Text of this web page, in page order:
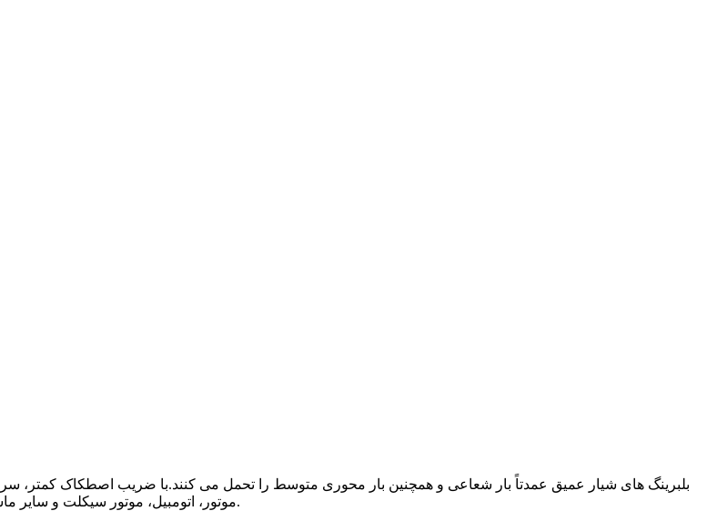
بلبرینگ های شیار عمیق عمدتاً بار شعاعی و همچنین بار محوری متوسط ​​را تحمل می کنند.با ضریب اصطکاک کمتر، سرعت
موتور، اتومبیل، موتور سیکلت و سایر ماشین آلات رایج، به عنوان یک نوع یاتاقان پرکاربرد در صنعت ماشین آلات مناسب هستند.